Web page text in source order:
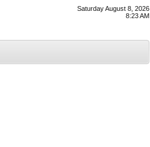
Saturday August 8, 2026
8:23 AM